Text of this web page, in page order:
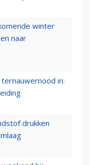
winter
naar
in:
drukken